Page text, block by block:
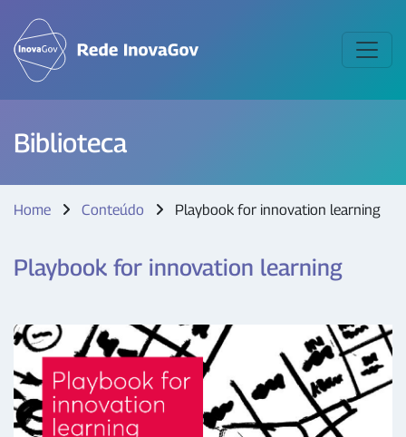
Biblioteca
Home Conteúdo Playbook for innovation learning
Playbook for innovation learning